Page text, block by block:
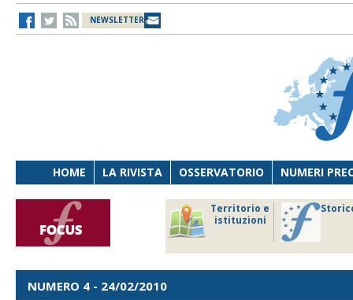
NEWSLETTER
HOME LA RIVISTA OSSERVATORIO NUMERI
Territorio e
istituzioni
NUMERO 4 - 24/02/2010